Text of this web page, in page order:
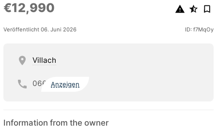
€12,990
Veröffentlicht 06. Juni 2026 ID: f7MqOy
Villach
066 Anzeigen
Information from the owner